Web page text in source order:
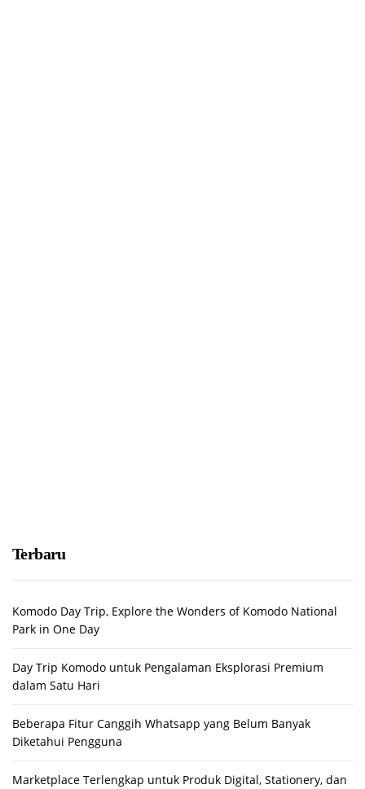
Terbaru
Komodo Day Trip, Explore the Wonders of Komodo National
Park in One Day
Day Trip Komodo untuk Pengalaman Eksplorasi Premium
dalam Satu Hari
Beberapa Fitur Canggih Whatsapp yang Belum Banyak
Diketahui Pengguna
Marketplace Terlengkap untuk Produk Digital, Stationery, dan